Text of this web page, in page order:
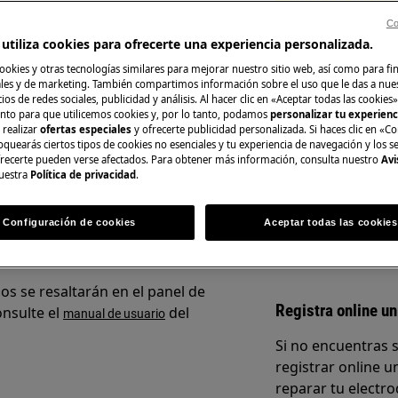
la función "Bloqueo para
ninguna otra operación
botón/perilla de control.
de control: diferentes
cerradura
se resaltarán en el panel de
el manual de usuario del
Repuestos y
Encuentra
electrodoméstico
recíbelos
A la tienda en
Registra online
Si no encuentras
registrar online
reparar tu
utiliza cookies para ofrecerte una experiencia personalizada.
y otras tecnologías similares para mejorar nuestro sitio web, así como para
y de marketing. También compartimos información sobre el uso que le das a
de redes sociales, publicidad y análisis. Al hacer clic en «Aceptar todas las
para que utilicemos cookies y, por lo tanto, podamos personalizar tu
realizar ofertas especiales y ofrecerte publicidad personalizada. Si haces clic en
ciertos tipos de cookies no esenciales y tu experiencia de navegación y los
pueden verse afectados. Para obtener más información, consulta nuestro
Política de privacidad.
Configuración de cookies Aceptar todas las cookies